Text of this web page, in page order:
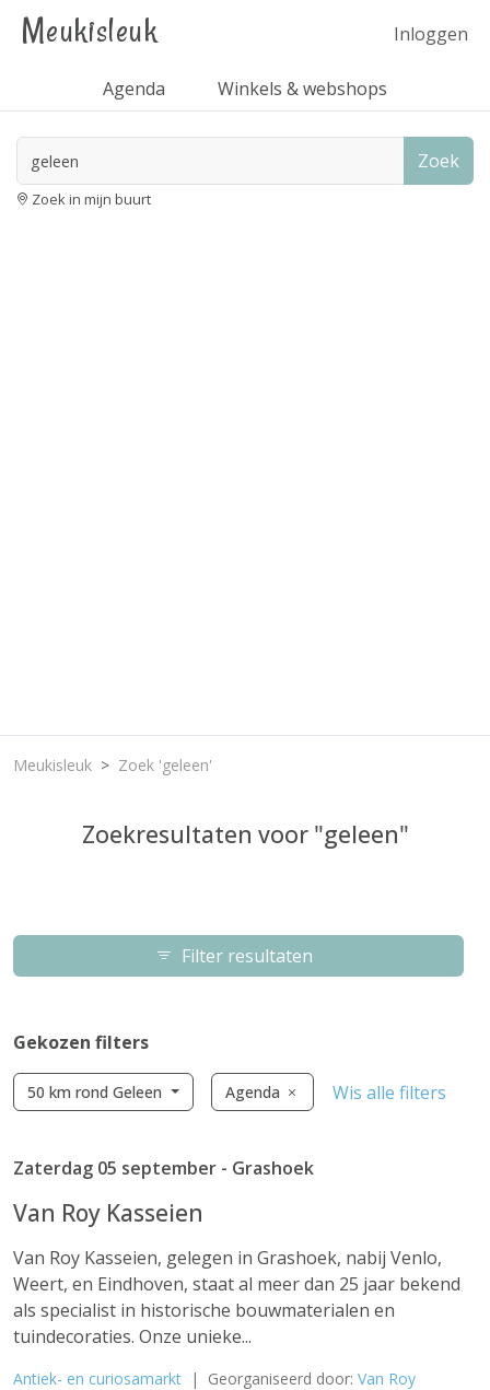
Meukisleuk Inloggen
Agenda Winkels & webshops
Zoek
Zoek in mijn buurt
Meukisleuk Zoek 'geleen'
Zoekresultaten voor "geleen"
Filter resultaten
Gekozen filters
50 km rond Geleen Agenda Wis alle filters
Zaterdag 05 september - Grashoek
Van Roy Kasseien
Van Roy Kasseien, gelegen in Grashoek, nabij Venlo,
Weert, en Eindhoven, staat al meer dan 25 jaar bekend
als specialist in historische bouwmaterialen en
tuindecoraties. Onze unieke...
Antiek- en curiosamarkt | Georganiseerd door: Van Roy